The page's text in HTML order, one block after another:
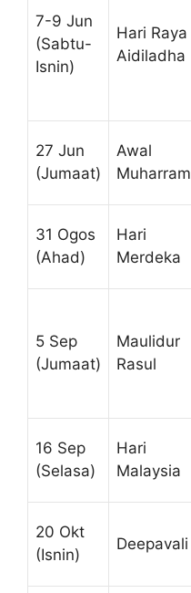
7-9 Jun
(Sabtu-
Isnin)
Hari Raya
Aidiladha
27 Jun
(Jumaat)
Awal
Muharram
31 Ogos
(Ahad)
Hari
Merdeka
5 Sep
(Jumaat)
Maulidur
Rasul
16 Sep
(Selasa)
Hari
Malaysia
20 Okt
(Isnin)
Deepavali